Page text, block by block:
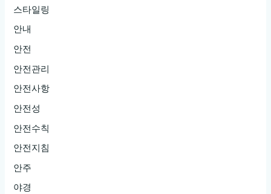
스타일링
안내
안전
안전관리
안전사항
안전성
안전수칙
안전지침
안주
야경